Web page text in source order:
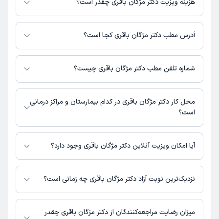
هزینه ویزیت دکتر مژگان باقری چقدر است؟
مبلغ ویزیت دکتر مژگان باقری با توجه به نوع ویزیت تغییر می‌کند.
هزینه مشاوره پزشکی تلفنی: 160000 تومان
آدرس مطب دکتر مژگان باقری کجا است؟
دکتر مژگان باقری مطب فعالی ندارند و صرفا به صورت مشاوره‌ای بیماران را ویزیت
می‌کنند.شماره تلفن مطب دکتر مژگان باقری چیست؟
شماره تماس مطب دکتر مژگان باقری در حال حاضر در این صفحه ثبت نشده
محل کار دکتر مژگان باقری در کدام بیمارستان و مراکز درمانی
است؟
اطلاعاتی درباره محل فعالیت دکتر مژگان باقری در مراکز درمانی در دسترس
نیست.
آیا امکان ویزیت آنلاین دکتر مژگان باقری وجود دارد؟
در حال حاضر دکتر مژگان باقری مشاوره پزشکی تلفنی فعال دارند.
نزدیک‌ترین نوبت آزاد دکتر مژگان باقری چه زمانی است؟
دکتر مژگان باقری از روز شنبه 24 مرداد 1405 بیمار جدید می‌پذیرند.
میزان رضایت مراجعه‌کنندگان از دکتر مژگان باقری چقدر